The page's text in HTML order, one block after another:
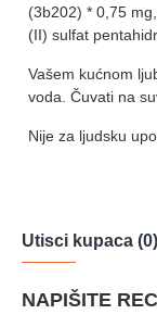
(3b202) * 0,75
(II) sulfat
Vašem kućnom
voda. Čuvati na
Nije za ljudsku
Utisci kupaca (0)
NAPIŠITE